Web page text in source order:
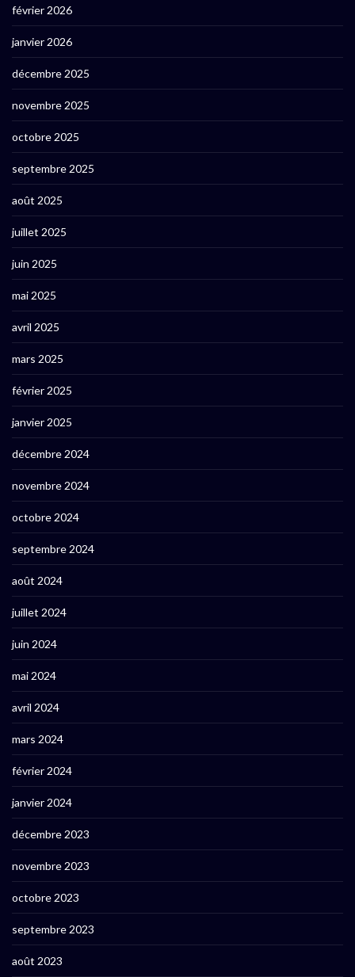
février 2026
janvier 2026
décembre 2025
novembre 2025
octobre 2025
septembre 2025
août 2025
juillet 2025
juin 2025
mai 2025
avril 2025
mars 2025
février 2025
janvier 2025
décembre 2024
novembre 2024
octobre 2024
septembre 2024
août 2024
juillet 2024
juin 2024
mai 2024
avril 2024
mars 2024
février 2024
janvier 2024
décembre 2023
novembre 2023
octobre 2023
septembre 2023
août 2023